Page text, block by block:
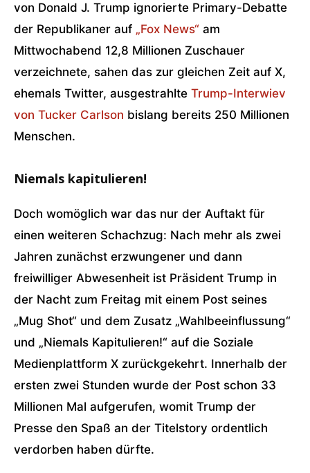
von Donald J. Trump ignorierte Primary-Debatte
der Republikaner auf „Fox News“ am
Mittwochabend 12,8 Millionen Zuschauer
verzeichnete, sahen das zur gleichen Zeit auf X,
ehemals Twitter, ausgestrahlte Trump-Interwiev
von Tucker Carlson bislang bereits 250 Millionen
Menschen.
Niemals kapitulieren!
Doch womöglich war das nur der Auftakt für
einen weiteren Schachzug: Nach mehr als zwei
Jahren zunächst erzwungener und dann
freiwilliger Abwesenheit ist Präsident Trump in
der Nacht zum Freitag mit einem Post seines
„Mug Shot“ und dem Zusatz „Wahlbeeinflussung“
und „Niemals Kapitulieren!“ auf die Soziale
Medienplattform X zurückgekehrt. Innerhalb der
ersten zwei Stunden wurde der Post schon 33
Millionen Mal aufgerufen, womit Trump der
Presse den Spaß an der Titelstory ordentlich
verdorben haben dürfte.